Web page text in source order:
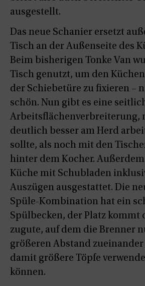
ausgestellt.
Das neue Schanier ersetzt
Tisch an der Außenseite des
Beim bisherigen Tonke Van
Tisch genutzt, um den
der Schiebetüre zu fixieren –
schön. Nun gibt es eine
Arbeitsflächenverbreiterung,
deutlich besser am Herd
sollte, als noch mit den
hinter dem Kocher.
Küche mit Schubladen
Auszügen ausgestattet. Die
Spüle-Kombination hat ein
Spülbecken, der Platz kommt
zugute, auf dem die Brenner
größeren Abstand
damit größere Töpfe
können.